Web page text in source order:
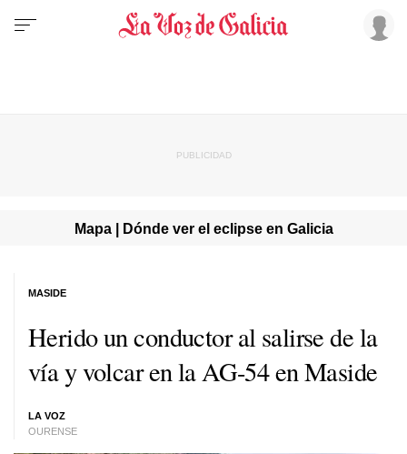
Mapa | Dónde ver el eclipse en Galicia
Herido un conductor al salirse de la
vía y volcar en la AG-54 en Maside
LA VOZ
OURENSE
MASIDE